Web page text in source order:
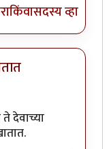
किंवासदस्य व्हा
मारतात
देवाच्या